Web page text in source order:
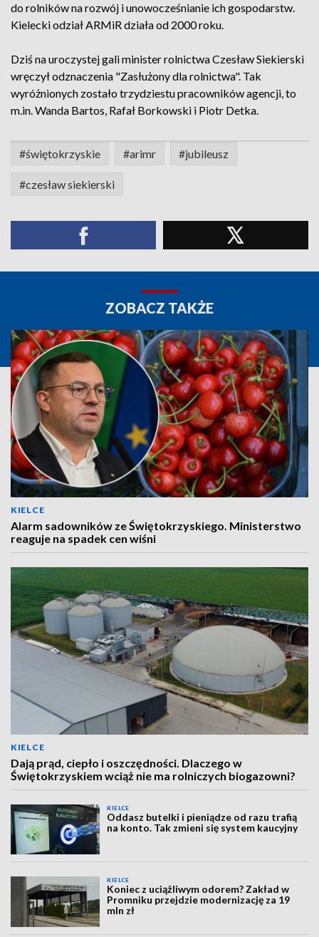
do rolników na rozwój i unowocześnianie ich gospodarstw.
Kielecki odział ARMiR działa od 2000 roku.
Dziś na uroczystej gali minister rolnictwa Czesław Siekierski
wręczył odznaczenia "Zasłużony dla rolnictwa". Tak
wyróżnionych zostało trzydziestu pracowników agencji, to
m.in. Wanda Bartos, Rafał Borkowski i Piotr Detka.
#świętokrzyskie #arimr #jubileusz
#czesław siekierski
ZOBACZ TAKŻE
KIELCE
Alarm sadowników ze Świętokrzyskiego. Ministerstwo
reaguje na spadek cen wiśni
KIELCE
Dają prąd, ciepło i oszczędności. Dlaczego w
Świętokrzyskiem wciąż nie ma rolniczych biogazowni?
KIELCE
Oddasz butelki i pieniądze od razu trafią
na konto. Tak zmieni się system kaucyjny
KIELCE
Koniec z uciążliwym odorem? Zakład w
Promniku przejdzie modernizację za 19
mln zł